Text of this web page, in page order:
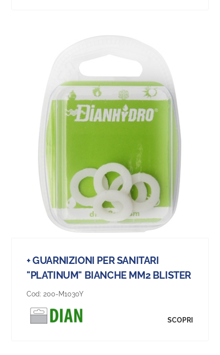
+ GUARNIZIONI PER SANITARI
"PLATINUM" BIANCHE MM2 BLISTER
Cod: 200-M1030Y
SCOPRI